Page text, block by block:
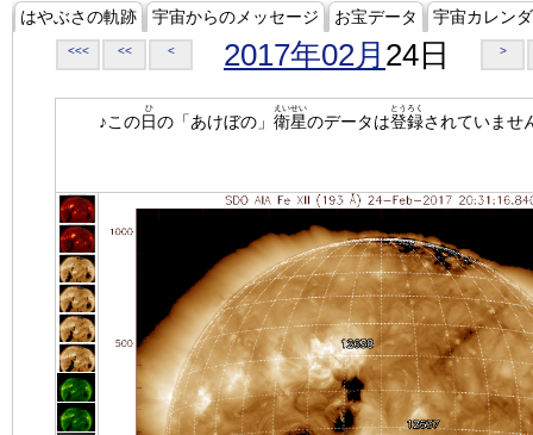
はやぶさの軌跡 宇宙からのメッセージ お宝データ 宇宙カレン
<<< << < 2017年02月 24日 >
♪この日
ひ
の「あけぼの」 衛星
えいせい
のデータは登録
とうろく
されていませ